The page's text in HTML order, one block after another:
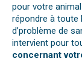
pour votre
répondre à toute
d’problème de
intervient pour
concernant